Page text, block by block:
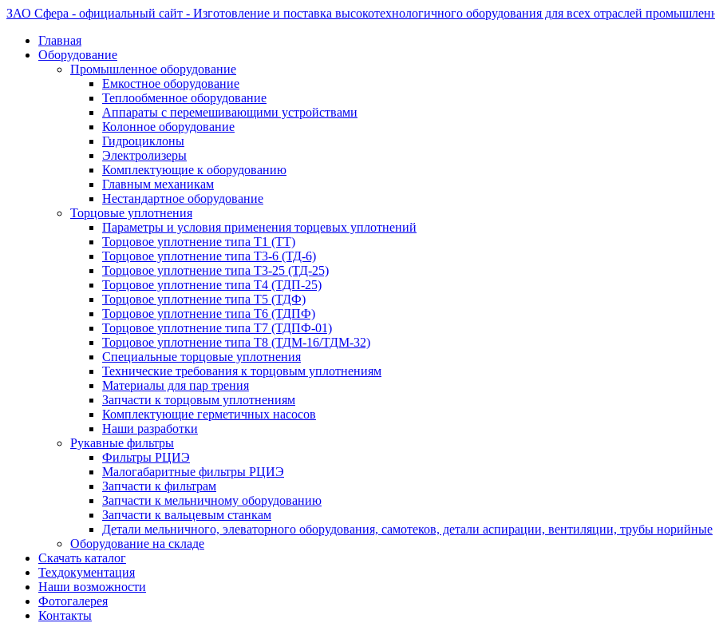
ЗАО Сфера - официальный сайт - Изготовление и поставка высокотехнологичного оборудования для всех отраслей
Главная
Оборудование
Промышленное оборудование
Емкостное оборудование
Теплообменное оборудование
Аппараты с перемешивающими устройствами
Колонное оборудование
Гидроциклоны
Электролизеры
Комплектующие к оборудованию
Главным механикам
Нестандартное оборудование
Торцовые уплотнения
Параметры и условия применения торцевых уплотнений
Торцовое уплотнение типа Т1 (ТТ)
Торцовое уплотнение типа Т3-6 (ТД-6)
Торцовое уплотнение типа Т3-25 (ТД-25)
Торцовое уплотнение типа Т4 (ТДП-25)
Торцовое уплотнение типа Т5 (ТДФ)
Торцовое уплотнение типа Т6 (ТДПФ)
Торцовое уплотнение типа Т7 (ТДПФ-01)
Торцовое уплотнение типа Т8 (ТДМ-16/ТДМ-32)
Специальные торцовые уплотнения
Технические требования к торцовым уплотнениям
Материалы для пар трения
Запчасти к торцовым уплотнениям
Комплектующие герметичных насосов
Наши разработки
Рукавные фильтры
Фильтры РЦИЭ
Малогабаритные фильтры РЦИЭ
Запчасти к фильтрам
Запчасти к мельничному оборудованию
Запчасти к вальцевым станкам
Детали мельничного, элеваторного оборудования, самотеков, детали аспирации, вентиляции, трубы норийные
Оборудование на складе
Скачать каталог
Техдокументация
Наши возможности
Фотогалерея
Контакты